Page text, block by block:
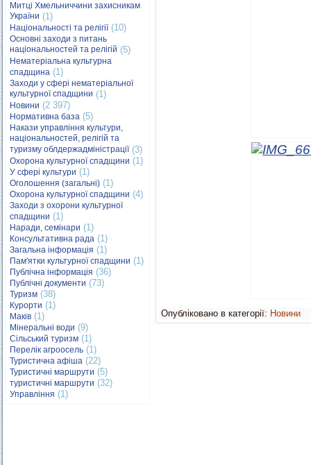
Митці Хмельниччини захисникам
України (1)
Національності та релігії(10)
Основні заходи з питань
національностей та релігій (5)
Нематеріальна культурна
спадщина (1)
Заходи у сфері нематеріальної
культурної спадщини (1)
Новини (2 397)
Нормативна база (5)
Накази управління культури,
національностей, релігій та
туризму облдержадміністрації(3)
Охорона культурної спадщини (1)
У сфері культури (1)
Оголошення (загальні) (1)
Охорона культурної спадщини (4)
Заходи з охорони культурної
спадщини (1)
Наради, семінари (1)
Консультативна рада (1)
Загальна інформація (1)
Пам'ятки культурної спадщини (1)
Публічна інформація (36)
Публічні документи (73)
Туризм (38)
Курорти (1)
Маків (1)
Мінеральні води (9)
Сільський туризм (1)
Перелік агроосель (1)
Туристична афіша (22)
Туристичні маршрути (5)
туристичні маршрути (32)
Управління (1)
Опубліковано в категорії: Новини